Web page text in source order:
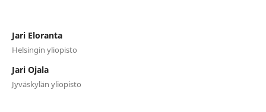
Jari Eloranta
Helsingin yliopisto
Jari Ojala
Jyväskylän yliopisto